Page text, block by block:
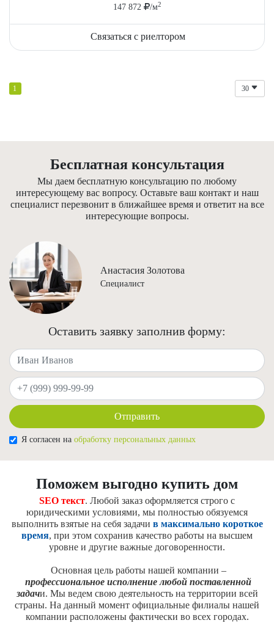
147 872 /м2
Связаться с риелтором
1 30
Бесплатная консультация
Мы даем бесплатную консультацию по любому
интересующему вас вопросу. Оставьте ваш контакт и наш
специалист перезвонит в ближайшее время и ответит на все
интересующие вопросы.
Анастасия Золотова
Специалист
Оставить заявку заполнив форму:
Ваше имя
Ваш телефон
Отправить
Я согласен на обработку персональных данных
Поможем выгодно купить дом
SEO текст. Любой заказ оформляется строго с
юридическими условиями, мы полностью обязуемся
выполнить взятые на себя задачи в максимально короткое
время, при этом сохранив качество работы на высшем
уровне и другие важные договоренности.
Основная цель работы нашей компании –
профессиональное исполнение любой поставленной
задачи. Мы ведем свою деятельность на территории всей
страны. На данный момент официальные филиалы нашей
компании расположены фактически во всех городах.